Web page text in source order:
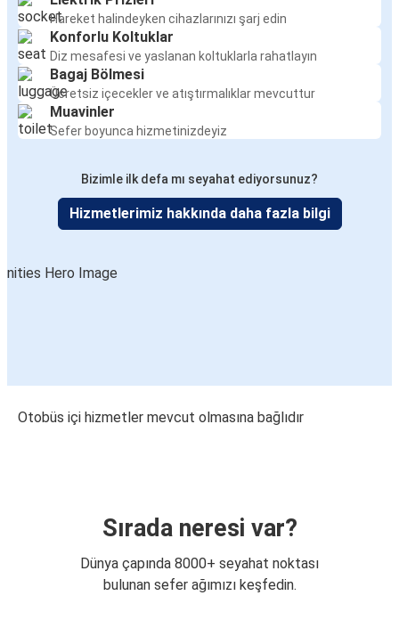
Hareket halindeyken cihazlarınızı şarj edin
Konforlu Koltuklar
Diz mesafesi ve yaslanan koltuklarla rahatlayın
Bagaj Bölmesi
Ücretsiz içecekler ve atıştırmalıklar mevcuttur
Muavinler
Sefer boyunca hizmetinizdeyiz
Bizimle ilk defa mı seyahat ediyorsunuz?
Hizmetlerimiz hakkında daha fazla bilgi
Otobüs içi hizmetler mevcut olmasına bağlıdır
Sırada neresi var?
Dünya çapında 8000+ seyahat noktası
bulunan sefer ağımızı keşfedin.